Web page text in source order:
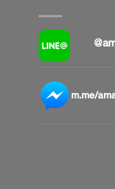
m.me/